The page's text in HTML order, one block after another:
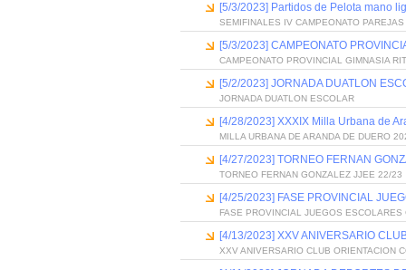
[5/3/2023] Partidos de Pelota mano
SEMIFINALES IV CAMPEONATO
[5/3/2023] CAMPEONATO
CAMPEONATO PROVINCIAL GIMNASIA
[5/2/2023] JORNADA DUATLON
JORNADA DUATLON ESCOLAR
[4/28/2023] XXXIX Milla Urbana de
MILLA URBANA DE ARANDA DE DUERO
[4/27/2023] TORNEO FERNAN
TORNEO FERNAN GONZALEZ JJEE 22/23
[4/25/2023] FASE PROVINCIAL
FASE PROVINCIAL JUEGOS ESCOLARES
[4/13/2023] XXV ANIVERSARIO
XXV ANIVERSARIO CLUB ORIENTACION